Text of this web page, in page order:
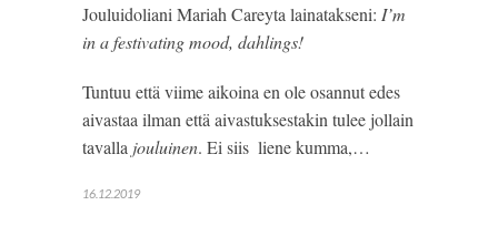
Jouluidoliani Mariah Careyta lainatakseni: I’m
in a festivating mood, dahlings!
Tuntuu että viime aikoina en ole osannut edes
aivastaa ilman että aivastuksestakin tulee jollain
tavalla jouluinen. Ei siis  liene kumma,…
16.12.2019